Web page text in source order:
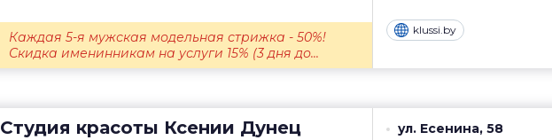
klussi.by
Каждая 5-я мужская модельная стрижка - 50%!
Скидка именинникам на услуги 15% (3 дня до...
Студия красоты Ксении Дунец
ул. Есенина, 58